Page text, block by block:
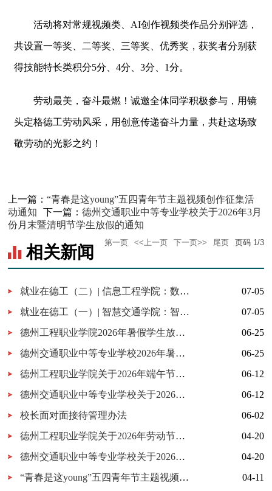
活动将对常规视频类、AI创作视频类作品分别评选，
共设置一等奖、二等奖、三等奖、优秀奖，获奖者分别获
得技能特长类积分5分、4分、3分、1分。
劳动最美，奋斗最燃！诚邀全体同学积极参与，用镜
头定格德工劳动风采，用创意传递奋斗力量，共赴这场致
敬劳动的光影之约！
上一篇：“青春是这young”五四青年节主题视频创作征集活
动通知
下一篇：德州交通职业中等专业学校关于2026年3月
份月末暨清明节学生放假的通知
第一页 <<上一页 下一页>> 尾页 页码 1/3
相关新闻
就业在德工（二）| 信息工程学院：数字科技·智创未来
07-05
就业在德工（一）| 智慧交通学院：智驾筑梦 职通未来
07-05
德州工程职业学院2026年暑假学生放假通知
06-25
德州交通职业中等专业学校2026年暑假学生放假通知
06-25
德州工程职业学院关于2026年端午节学生放假的通知
06-12
德州交通职业中等专业学校关于2026年6月份月末假暨端午节学生放假的通知
06-12
校长面对面接待管理办法
06-02
德州工程职业学院关于2026年劳动节学生放假的通知
04-20
德州交通职业中等专业学校关于2026年4月份末假暨劳动节学生放假的通知
04-20
“青春是这young”五四青年节主题视频创作征集活动通知
04-11